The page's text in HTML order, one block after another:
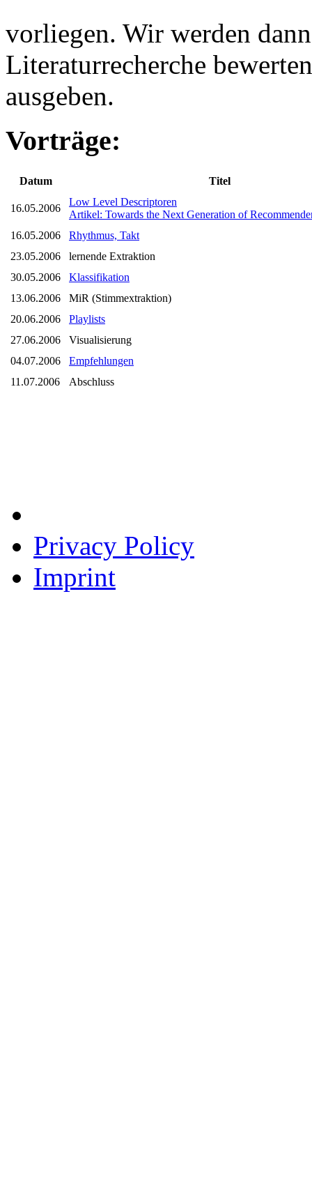
vorliegen. Wir werden
Literaturrecherche
ausgeben.
Vorträge:
Datum Titel
16.05.2006
Low Level Descriptoren
Artikel: Towards the Next Generation of
16.05.2006
Rhythmus, Takt
23.05.2006
lernende Extraktion
30.05.2006
Klassifikation
13.06.2006
MiR (Stimmextraktion)
20.06.2006
Playlists
27.06.2006
Visualisierung
04.07.2006
Empfehlungen
11.07.2006
Abschluss
Privacy Policy
Imprint